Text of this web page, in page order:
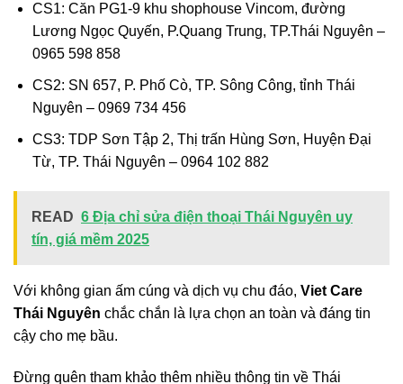
CS1: Căn PG1-9 khu shophouse Vincom, đường
Lương Ngọc Quyến, P.Quang Trung, TP.Thái Nguyên –
0965 598 858
CS2: SN 657, P. Phố Cò, TP. Sông Công, tỉnh Thái
Nguyên – 0969 734 456
CS3: TDP Sơn Tập 2, Thị trấn Hùng Sơn, Huyện Đại
Từ, TP. Thái Nguyên – 0964 102 882
READ 6 Địa chỉ sửa điện thoại Thái Nguyên uy
tín, giá mềm 2025
Với không gian ấm cúng và dịch vụ chu đáo, Viet Care
Thái Nguyên chắc chắn là lựa chọn an toàn và đáng tin
cậy cho mẹ bầu.
Đừng quên tham khảo thêm nhiều thông tin về Thái